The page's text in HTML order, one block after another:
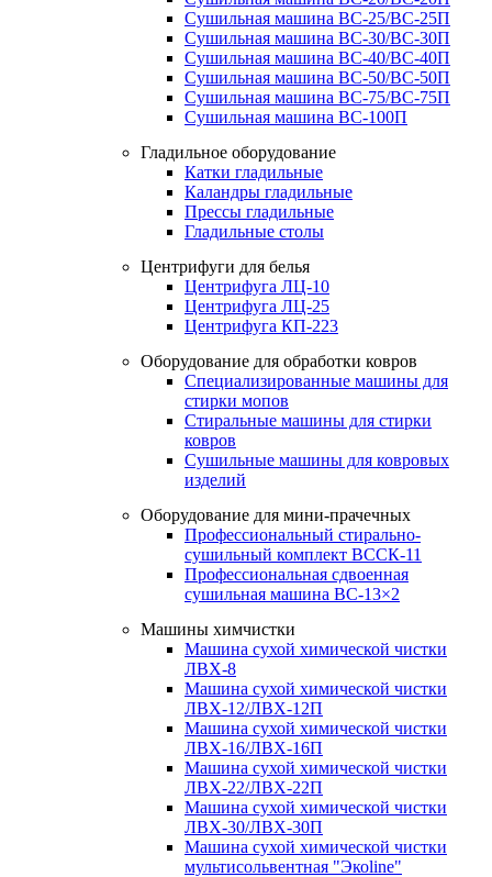
Сушильная машина ВС-25/ВС-25П
Сушильная машина ВС-30/ВС-30П
Сушильная машина ВС-40/ВС-40П
Сушильная машина ВС-50/ВС-50П
Сушильная машина ВС-75/ВС-75П
Сушильная машина ВС-100П
Гладильное оборудование
Катки гладильные
Каландры гладильные
Прессы гладильные
Гладильные столы
Центрифуги для белья
Центрифуга ЛЦ-10
Центрифуга ЛЦ-25
Центрифуга КП-223
Оборудование для обработки ковров
Специализированные машины для
стирки мопов
Стиральные машины для стирки
ковров
Сушильные машины для ковровых
изделий
Оборудование для мини-прачечных
Профессиональный стирально-
сушильный комплект ВССК-11
Профессиональная сдвоенная
сушильная машина ВС-13×2
Машины химчистки
Машина сухой химической чистки
ЛВХ-8
Машина сухой химической чистки
ЛВХ-12/ЛВХ-12П
Машина сухой химической чистки
ЛВХ-16/ЛВХ-16П
Машина сухой химической чистки
ЛВХ-22/ЛВХ-22П
Машина сухой химической чистки
ЛВХ-30/ЛВХ-30П
Машина сухой химической чистки
мультисольвентная "Экоline"